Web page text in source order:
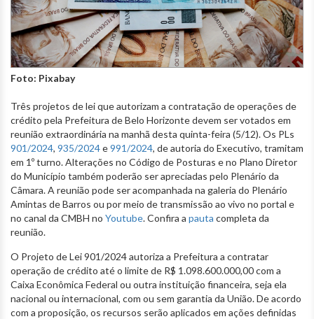
Foto: Pixabay
Três projetos de lei que autorizam a contratação de operações de
crédito pela Prefeitura de Belo Horizonte devem ser votados em
reunião extraordinária na manhã desta quinta-feira (5/12). Os PLs
901/2024, 935/2024e991/2024, de autoria do Executivo, tramitam
em 1º turno. Alterações no Código de Posturas e no Plano Diretor
do Município também poderão ser apreciadas pelo Plenário da
Câmara. A reunião pode ser acompanhada na galeria do Plenário
Amintas de Barros ou por meio de transmissão ao vivo no portal e
no canal da CMBH no Youtube. Confira a pauta completa da
reunião.
O Projeto de Lei 901/2024 autoriza a Prefeitura a contratar
operação de crédito até o limite de R$ 1.098.600.000,00 com a
Caixa Econômica Federal ou outra instituição financeira, seja ela
nacional ou internacional, com ou sem garantia da União. De acordo
com a proposição, os recursos serão aplicados em ações definidas